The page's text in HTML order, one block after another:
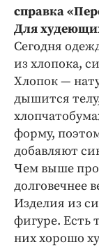
справка
Для
Сегодня
из хлопока,
Хлопок —
дышится
форму,
добавляют
Чем выше
долговечнее
Изделия из
фигуре. Есть
них хорошо